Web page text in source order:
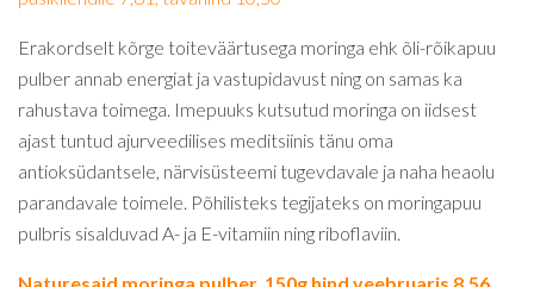
Erakordselt kõrge toiteväärtusega moringa ehk õli-rõikapuu
pulber annab energiat ja vastupidavust ning on samas ka
rahustava toimega. Imepuuks kutsutud moringa on iidsest
ajast tuntud ajurveedilises meditsiinis tänu oma
antioksüdantsele, närvisüsteemi tugevdavale ja naha heaolu
parandavale toimele. Põhilisteks tegijateks on moringapuu
pulbris sisalduvad A- ja E-vitamiin ning riboflaviin.